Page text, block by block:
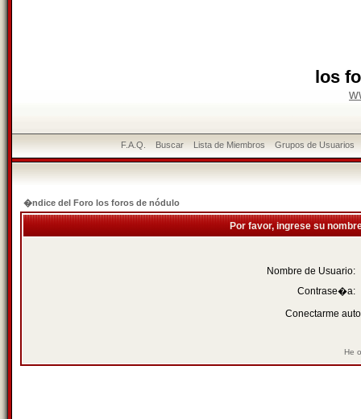
los
F.A.Q. Buscar Lista de Miembros Grupos de Usuarios
�ndice del Foro los foros de nódulo
Por favor, ingrese su
Nombre de Usuario:
Contrase�a:
Conectarme
He